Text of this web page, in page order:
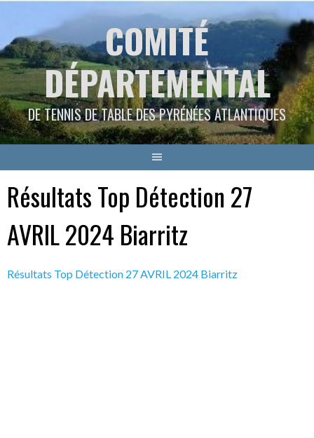
contenu
COMITÉ
DÉPARTEMENTAL
DE TENNIS DE TABLE DES PYRÉNÉES ATLANTIQUES
Résultats Top Détection 27
AVRIL 2024 Biarritz
Résultats Top Détection 27 AVRIL 2024 Biarritz